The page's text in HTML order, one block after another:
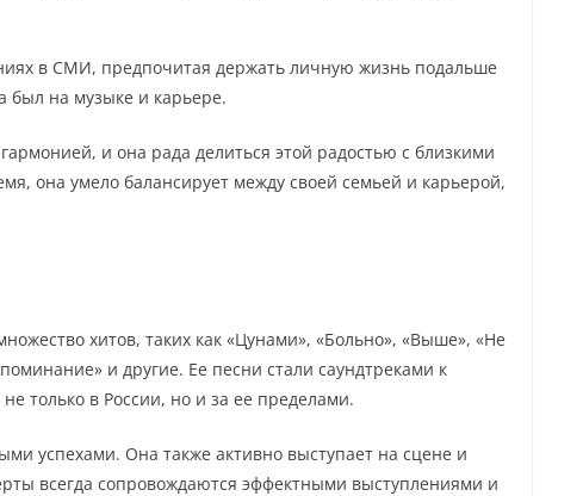
в СМИ, предпочитая держать личную жизнь подальше
был на музыке и карьере.
и она рада делиться этой радостью с близкими
она умело балансирует между своей семьей и карьерой,
хитов, таких как «Цунами», «Больно», «Выше», «Не
и другие. Ее песни стали саундтреками к
только в России, но и за ее пределами.
успехами. Она также активно выступает на сцене и
всегда сопровождаются эффектными выступлениями и